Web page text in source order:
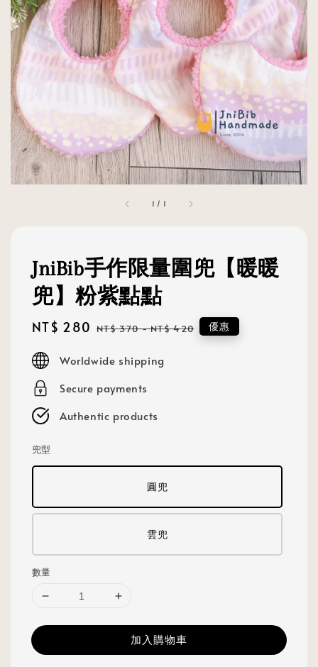
1 / 1
JniBib手作限量圍兜【暖暖
兜】粉紫點點
Sale
NT$ 280 Regular
NT$ 370-NT$ 420 優惠
Worldwide shipping
Secure payments
Authentic products
兜型
圓兜
雲兜
數量
加入購物車